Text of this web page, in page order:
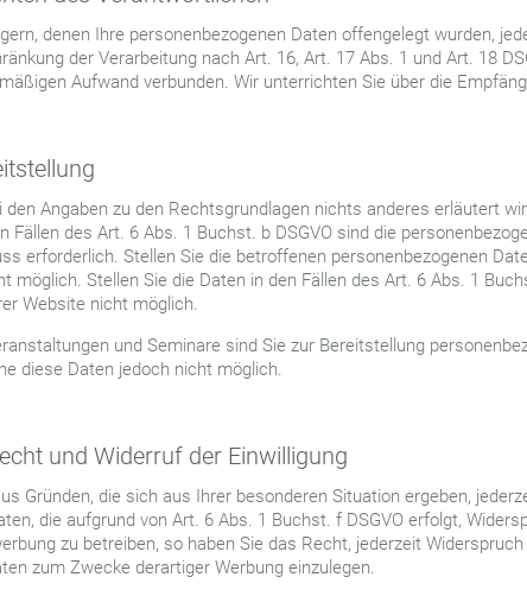
denen Ihre personenbezogenen Daten offengelegt wurden,
der Verarbeitung nach Art. 16, Art. 17 Abs. 1 und Art. 18
Aufwand verbunden. Wir unterrichten Sie über die
Angaben zu den Rechtsgrundlagen nichts anderes erläutert
Fällen des Art. 6 Abs. 1 Buchst. b DSGVO sind die
erforderlich. Stellen Sie die betroffenen personenbezogenen
möglich. Stellen Sie die Daten in den Fällen des Art. 6 Abs. 1
Website nicht möglich.
und Seminare sind Sie zur Bereitstellung
diese Daten jedoch nicht möglich.
und Widerruf der Einwilligung
Gründen, die sich aus Ihrer besonderen Situation ergeben,
die aufgrund von Art. 6 Abs. 1 Buchst. f DSGVO erfolgt,
zu betreiben, so haben Sie das Recht, jederzeit
zum Zwecke derartiger Werbung einzulegen.